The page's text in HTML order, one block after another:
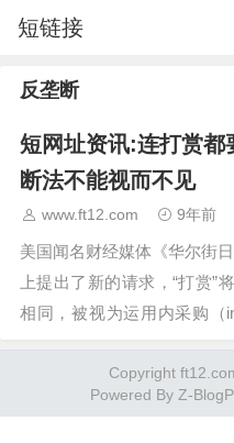
短链接
反垄断
短网址资讯:连打赏都
断法不能视而不见
www.ft12.com 9年前
美国闻名财经媒体《华尔街
上提出了新的请求，“打赏”
相同，被视为运用内采购（
Copyright
Powered By Z-